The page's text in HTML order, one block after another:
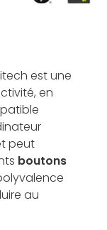
est une
en
peut
boutons
au